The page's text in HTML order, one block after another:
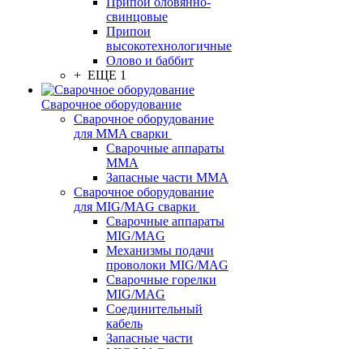
свинцовые
Припои
высокотехнологичные
Олово и баббит
+ ЕЩЕ 1
Сварочное оборудование
Сварочное оборудование
для MMA сварки
Сварочные аппараты
MMA
Запасные части MMA
Сварочное оборудование
для MIG/MAG сварки
Сварочные аппараты
MIG/MAG
Механизмы подачи
проволоки MIG/MAG
Сварочные горелки
MIG/MAG
Соединительный
кабель
Запасные части